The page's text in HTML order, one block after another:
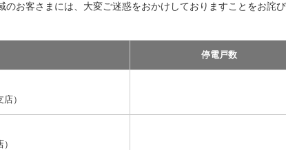
のお客さまには、大変ご迷惑をおかけしておりますことをお詫び
停電戸数
店）